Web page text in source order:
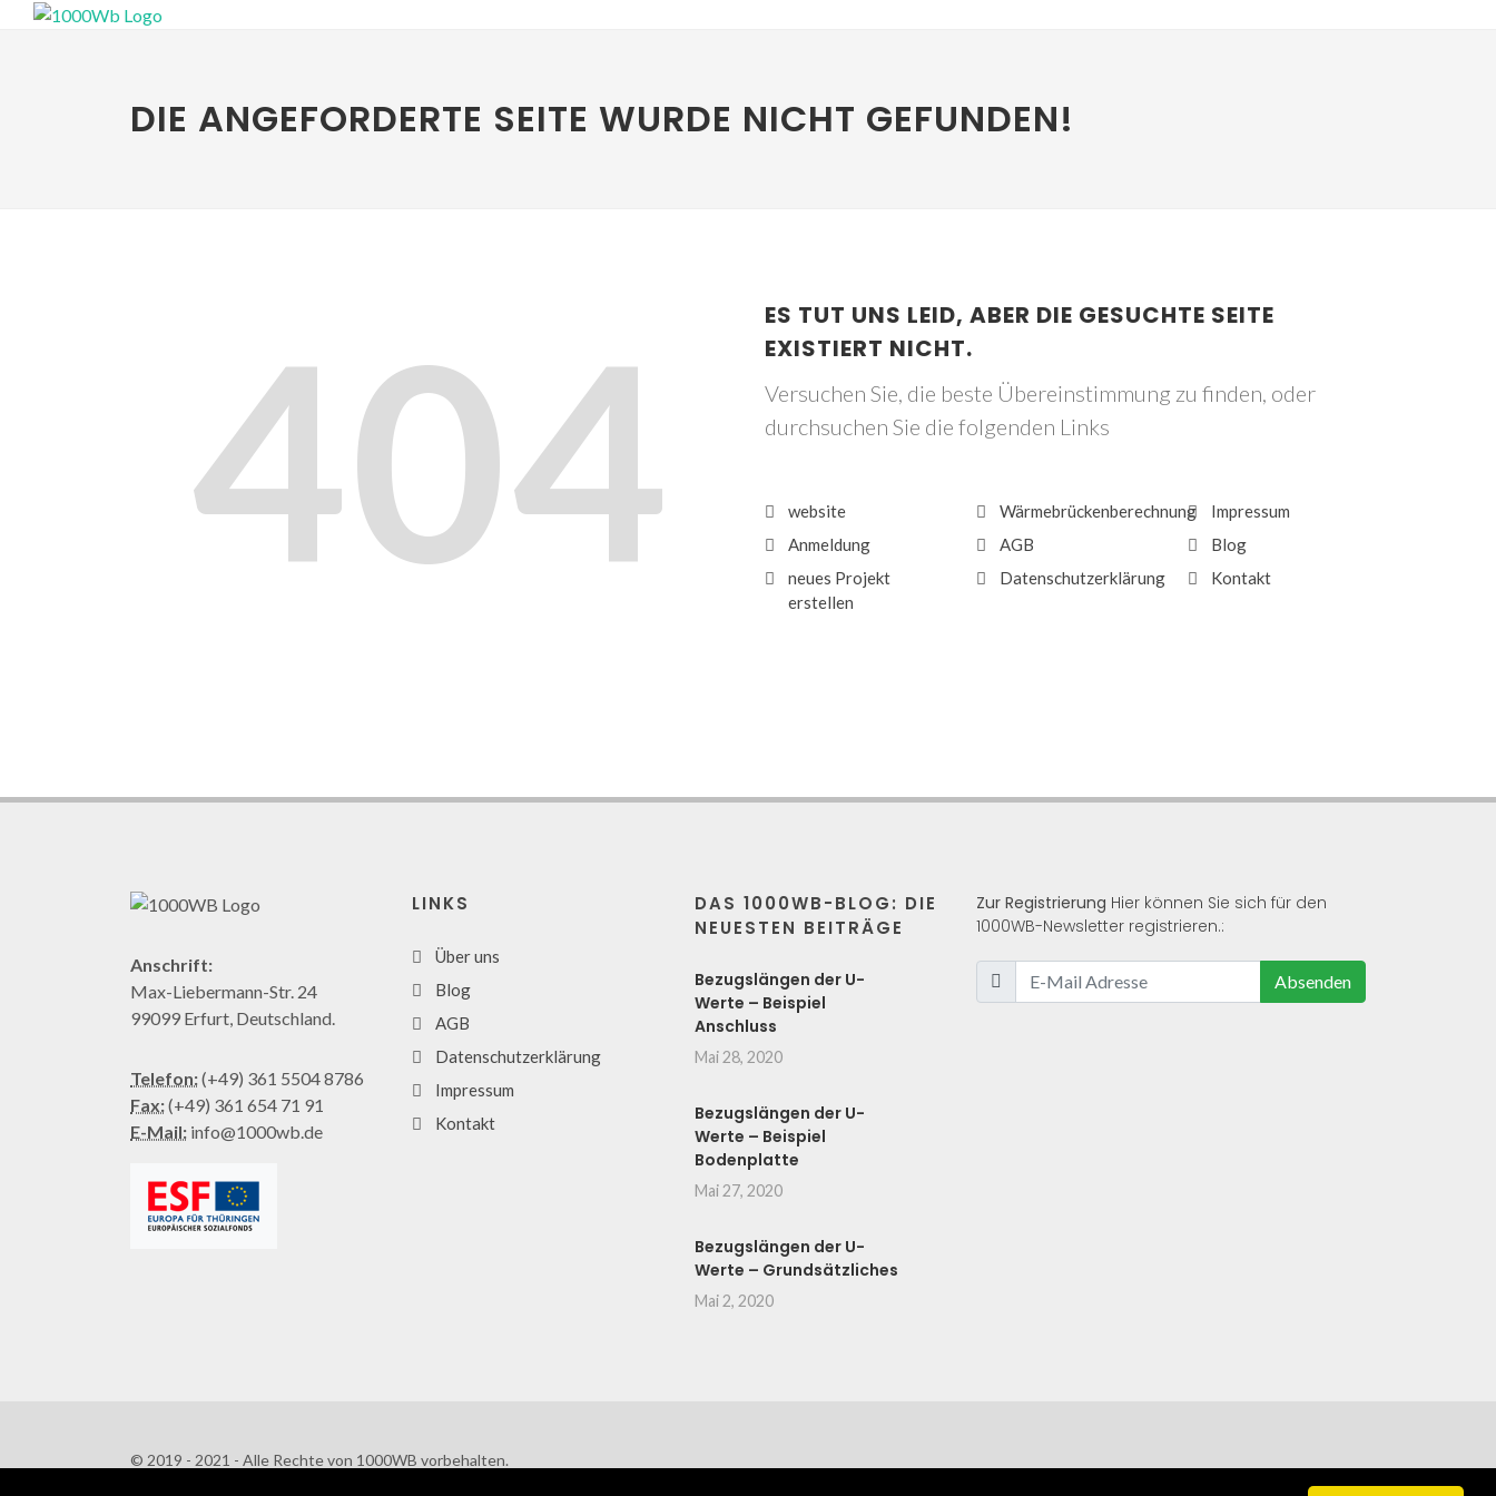
DIE ANGEFORDERTE SEITE WURDE NICHT GEFUNDEN!
404
ES TUT UNS LEID, ABER DIE GESUCHTE SEITE
EXISTIERT NICHT.
Versuchen Sie, die beste Übereinstimmung zu finden, oder
durchsuchen Sie die folgenden Links
website
Anmeldung
neues Projekt
erstellen
Wärmebrückenberechnung
AGB
Datenschutzerklärung
Impressum
Blog
Kontakt
Anschrift:
Max-Liebermann-Str. 24
99099 Erfurt, Deutschland.
Telefon:(+49) 361 5504 8786
Fax:(+49) 361 654 71 91
E-Mail: info@1000wb.de
LINKS
Über uns
Blog
AGB
Datenschutzerklärung
Impressum
Kontakt
DAS 1000WB-BLOG: DIE
NEUESTEN BEITRÄGE
Bezugslängen der U-
Werte – Beispiel
Anschluss
Mai 28, 2020
Bezugslängen der U-
Werte – Beispiel
Bodenplatte
Mai 27, 2020
Bezugslängen der U-
Werte – Grundsätzliches
Mai 2, 2020
Zur Registrierung Hier können Sie sich für den
1000WB-Newsletter registrieren.:
Absenden
© 2019 - 2021 - Alle Rechte von 1000WB vorbehalten.